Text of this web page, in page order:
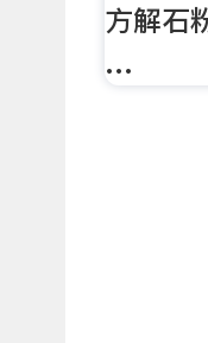
方解石
…